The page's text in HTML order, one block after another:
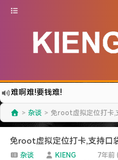
难啊难!要钱难!
更新到WordPress5.6啦
有点伤心了,今年净遇到王某海
难啊难...
七牛的JS SDK 的文档真坑啊.
> 杂谈 > 免root虚拟定位打卡,
免root虚拟定位打卡,支持口
杂谈 KIENG 7年前